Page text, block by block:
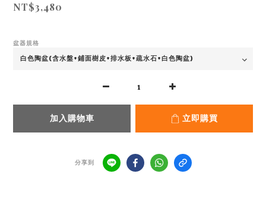
NT$3,480
盆器規格
加入購物車 立即購買
分享到